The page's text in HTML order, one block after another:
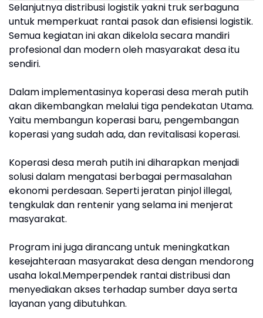
Selanjutnya distribusi logistik yakni truk serbaguna
untuk memperkuat rantai pasok dan efisiensi logistik.
Semua kegiatan ini akan dikelola secara mandiri
profesional dan modern oleh masyarakat desa itu
sendiri.
Dalam implementasinya koperasi desa merah putih
akan dikembangkan melalui tiga pendekatan Utama.
Yaitu membangun koperasi baru, pengembangan
koperasi yang sudah ada, dan revitalisasi koperasi.
Koperasi desa merah putih ini diharapkan menjadi
solusi dalam mengatasi berbagai permasalahan
ekonomi perdesaan. Seperti jeratan pinjol illegal,
tengkulak dan rentenir yang selama ini menjerat
masyarakat.
Program ini juga dirancang untuk meningkatkan
kesejahteraan masyarakat desa dengan mendorong
usaha lokal.Memperpendek rantai distribusi dan
menyediakan akses terhadap sumber daya serta
layanan yang dibutuhkan.